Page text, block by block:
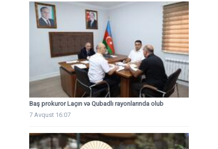
Baş prokuror Laçın və Qubadlı rayonlarında olub
7 Avqust 16:07